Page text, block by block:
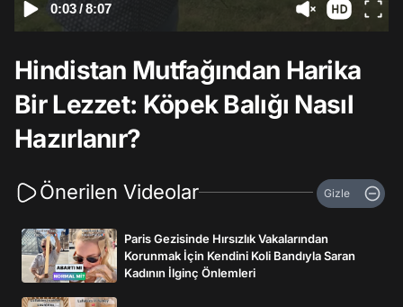
0:03/8:07
Hindistan Mutfağından Harika
Bir Lezzet: Köpek Balığı Nasıl
Hazırlanır?
Önerilen Videolar Gizle
Paris Gezisinde Hırsızlık Vakalarından
Korunmak İçin Kendini Koli Bandıyla Saran
Kadının İlginç Önlemleri